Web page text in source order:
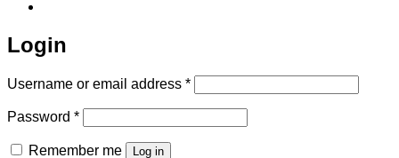
Login
Username or email address *Required
Password *Required
Remember me Log in